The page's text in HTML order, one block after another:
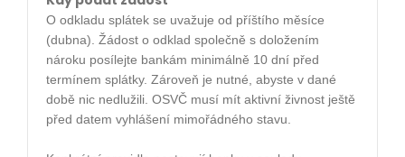
O odkladu splátek se uvažuje od příštího měsíce
(dubna). Žádost o odklad společně s doložením
nároku posílejte bankám minimálně 10 dní před
termínem splátky. Zároveň je nutné, abyste v dané
době nic nedlužili. OSVČ musí mít aktivní živnost ještě
před datem vyhlášení mimořádného stavu.